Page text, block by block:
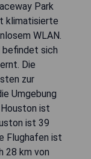
Park
klimatisierte
WLAN.
befindet sich
Die
zur
Umgebung
ist
ist 39
Flughafen ist
28 km von